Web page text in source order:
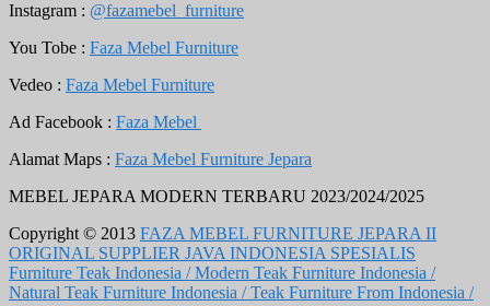
Instagram : @fazamebel_furniture
You Tobe : Faza Mebel Furniture
Vedeo : Faza Mebel Furniture
Ad Facebook : Faza Mebel
Alamat Maps : Faza Mebel Furniture Jepara
MEBEL JEPARA MODERN TERBARU 2023/2024/2025
Copyright © 2013 FAZA MEBEL FURNITURE JEPARA II
ORIGINAL SUPPLIER JAVA INDONESIA SPESIALIS
Furniture Teak Indonesia / Modern Teak Furniture Indonesia /
Natural Teak Furniture Indonesia / Teak Furniture From Indonesia /